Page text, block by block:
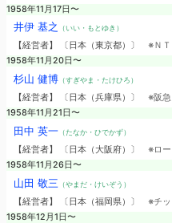
1958年11月17日〜
井伊 基之 （いい・もとゆき）
【経営者】 〔日本（東京都）〕 ※Ｎ
1958年11月20日〜
杉山 健博（すぎやま・たけひろ）
【経営者】 〔日本（兵庫県）〕 ※阪
1958年11月21日〜
田中 英一（たなか・ひでかず）
【経営者】 〔日本（大阪府）〕 ※ロ
1958年11月26日〜
山田 敬三 （やまだ・けいぞう）
【経営者】 〔日本（福岡県）〕 ※チ
1958年12月1日〜